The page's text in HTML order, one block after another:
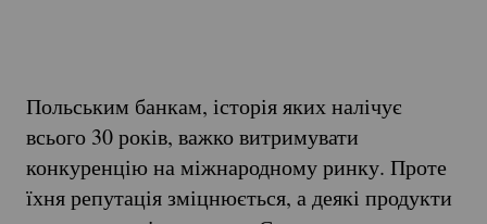
Польським банкам, історія яких налічує
всього 30 років, важко витримувати
конкуренцію на міжнародному ринку. Проте
їхня репутація зміцнюється, а деякі продукти